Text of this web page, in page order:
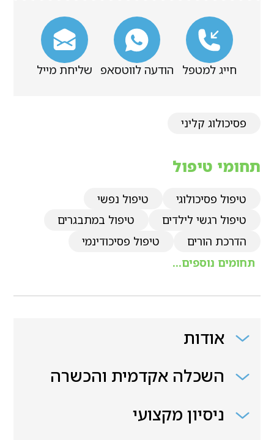
חייג למטפל הודעה לווטסאפ שליחת מייל
פסיכולוג קליני
תחומי טיפול
טיפול פסיכולוגי
טיפול נפשי
טיפול רגשי לילדים
טיפול במתבגרים
הדרכת הורים
טיפול פסיכודינמי
תחומים נוספים...
אודות
השכלה אקדמית והכשרה
ניסיון מקצועי